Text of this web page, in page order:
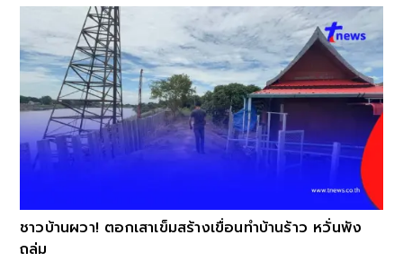
ชาวบ้านผวา! ตอกเสาเข็มสร้างเขื่อนทำบ้านร้าว หวั่นพัง
ถล่ม